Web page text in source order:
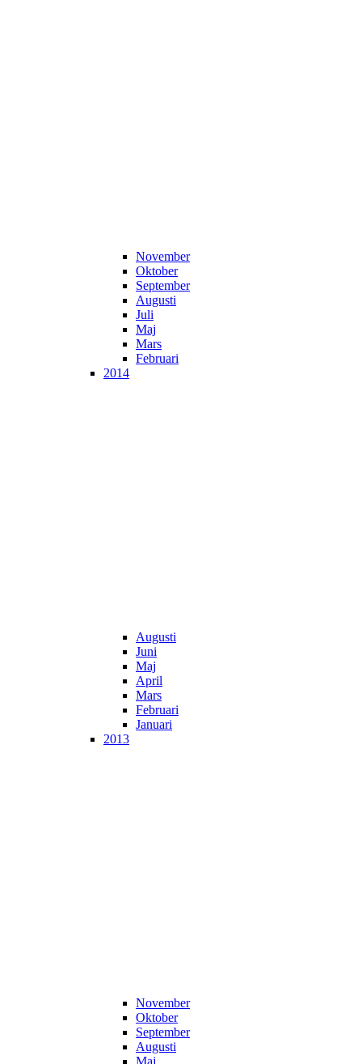
November
Oktober
September
Augusti
Juli
Maj
Mars
Februari
2014
Augusti
Juni
Maj
April
Mars
Februari
Januari
2013
November
Oktober
September
Augusti
Maj